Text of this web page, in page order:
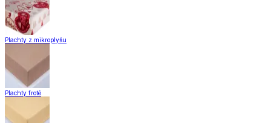
Plachty z mikroplyšu
Plachty froté